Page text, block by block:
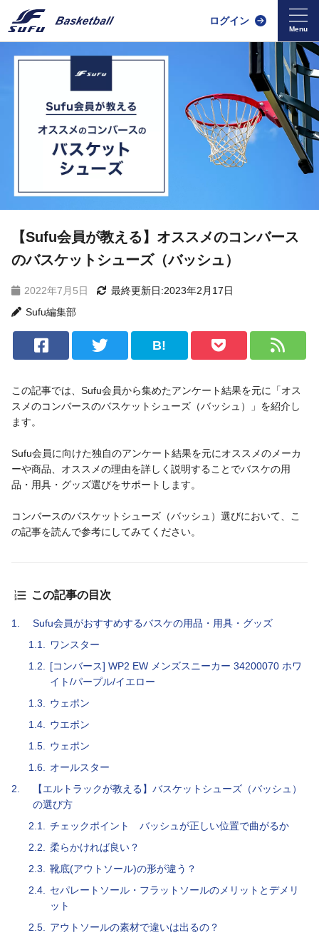
ログイン
【Sufu会員が教える】オススメのコンバース
のバスケットシューズ（バッシュ）
2022年7月5日
最終更新日:2023年2月17日
Sufu編集部
B!
この記事では、Sufu会員から集めたアンケート結果を元に「オス
スメのコンバースのバスケットシューズ（バッシュ）」を紹介し
ます。
Sufu会員に向けた独自のアンケート結果を元にオススメのメーカ
ーや商品、オススメの理由を詳しく説明することでバスケの用
品・用具・グッズ選びをサポートします。
コンバースのバスケットシューズ（バッシュ）選びにおいて、こ
の記事を読んで参考にしてみてください。
この記事の目次
1.
Sufu会員がおすすめするバスケの用品・用具・グッズ
1.1.
ワンスター
1.2.
[コンバース] WP2 EW メンズスニーカー 34200070 ホワ
イト/パープル/イエロー
1.3.
ウェポン
1.4.
ウエポン
1.5.
ウェポン
1.6.
オールスター
2.
【エルトラックが教える】バスケットシューズ（バッシュ）
の選び方
2.1.
チェックポイント バッシュが正しい位置で曲がるか
2.2.
柔らかければ良い？
2.3.
靴底(アウトソール)の形が違う？
2.4.
セパレートソール・フラットソールのメリットとデメリ
ット
2.5.
アウトソールの素材で違いは出るの？